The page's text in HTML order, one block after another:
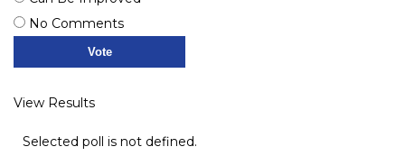
No Comments
View Results
Selected poll is not defined.